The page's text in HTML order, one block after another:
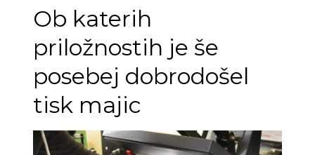
Ob katerih
priložnostih je še
posebej dobrodošel
tisk majic